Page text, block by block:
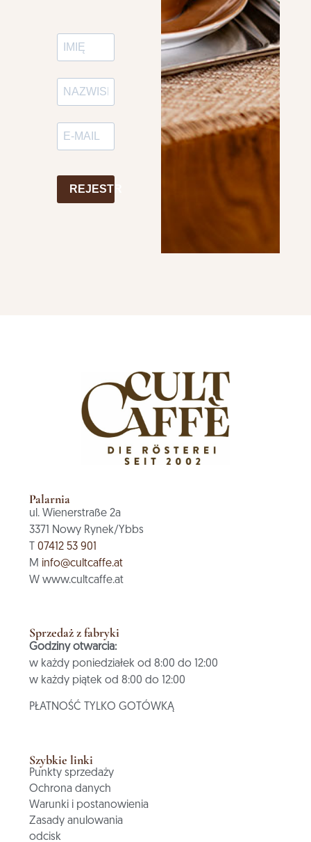
REJESTR
Palarnia
ul. Wienerstraße 2a
3371 Nowy Rynek/Ybbs
T07412 53 901
M info@cultcaffe.at
W www.cultcaffe.at
Sprzedaż z fabryki
Godziny otwarcia:
w każdy poniedziałek od 8:00 do 12:00
w każdy piątek od 8:00 do 12:00
PŁATNOŚĆ TYLKO GOTÓWKĄ
Szybkie linki
Punkty sprzedaży
Ochrona danych
Warunki i postanowienia
Zasady anulowania
odcisk